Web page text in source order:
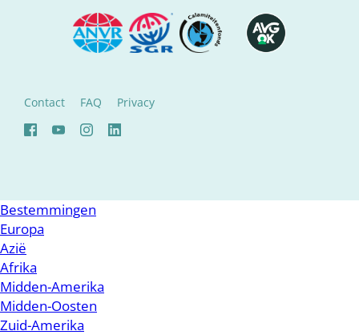
Contact FAQ Privacy
Bestemmingen
Europa
Azië
Afrika
Midden-Amerika
Midden-Oosten
Zuid-Amerika